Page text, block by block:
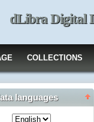
dLibra Digital
COLLECTIONS
languages